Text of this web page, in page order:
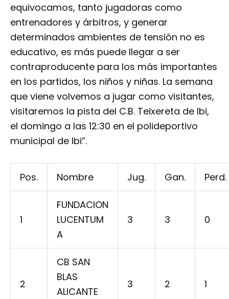
equivocamos, tanto jugadoras como
entrenadores y árbitros, y generar
determinados ambientes de tensión no es
educativo, es más puede llegar a ser
contraproducente para los más importantes
en los partidos, los niños y niñas. La semana
que viene volvemos a jugar como visitantes,
visitaremos la pista del C.B. Teixereta de Ibi,
el domingo a las 12:30 en el polideportivo
municipal de Ibi”.
Pos. Nombre Jug. Gan. Perd.
1
FUNDACION
LUCENTUM
A
3 3 0
2
CB SAN
BLAS
ALICANTE
3 2 1